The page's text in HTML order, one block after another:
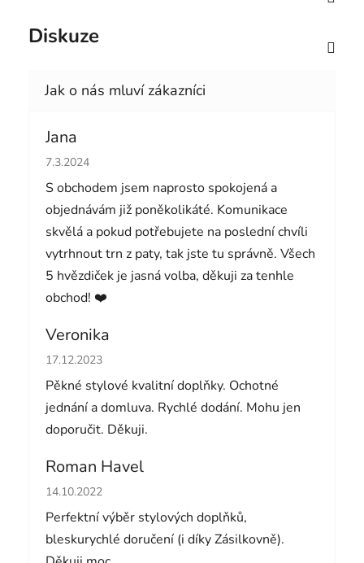
Diskuze
Jana
Hodnocení obchodu je 5 z 5 hvězdiček.
7.3.2024
S obchodem jsem naprosto spokojená a
objednávám již poněkolikáté. Komunikace
skvělá a pokud potřebujete na poslední chvíli
vytrhnout trn z paty, tak jste tu správně. Všech
5 hvězdiček je jasná volba, děkuji za tenhle
obchod! ❤️
Veronika
Hodnocení obchodu je 5 z 5 hvězdiček.
17.12.2023
Pěkné stylové kvalitní doplňky. Ochotné
jednání a domluva. Rychlé dodání. Mohu jen
doporučit. Děkuji.
Roman Havel
Hodnocení obchodu je 5 z 5 hvězdiček.
14.10.2022
Perfektní výběr stylových doplňků,
bleskurychlé doručení (i díky Zásilkovně).